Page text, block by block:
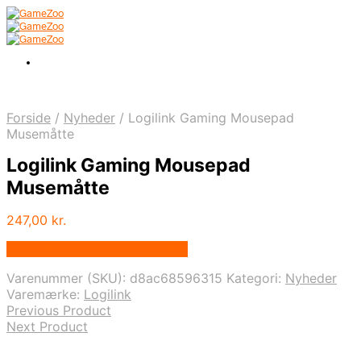
Forside / Nyheder / Logilink Gaming Mousepad
Musemåtte
Logilink Gaming Mousepad
Musemåtte
247,00 kr.
Varenummer (SKU): d8ac68596315 Kategori: Nyheder
Varemærke: Logilink
Previous Product
Next Product